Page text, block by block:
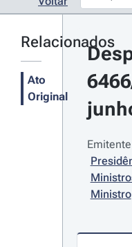
Relacionados
Ato
Original
Ministro